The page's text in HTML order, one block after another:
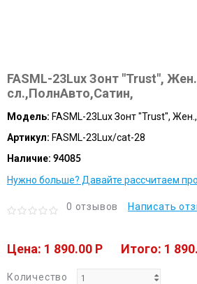
FASML-23Lux Зонт "Trust",
сл.,ПолнАвто,Сатин,
Модель: FASML-23Lux Зонт "Trust",
Артикул: FASML-23Lux/cat-28
Наличие: 94085
Нужно больше? Давайте рассчитаем
0 отзывов Написать
Цена: 1 890.00 P Итого: 1
Количество